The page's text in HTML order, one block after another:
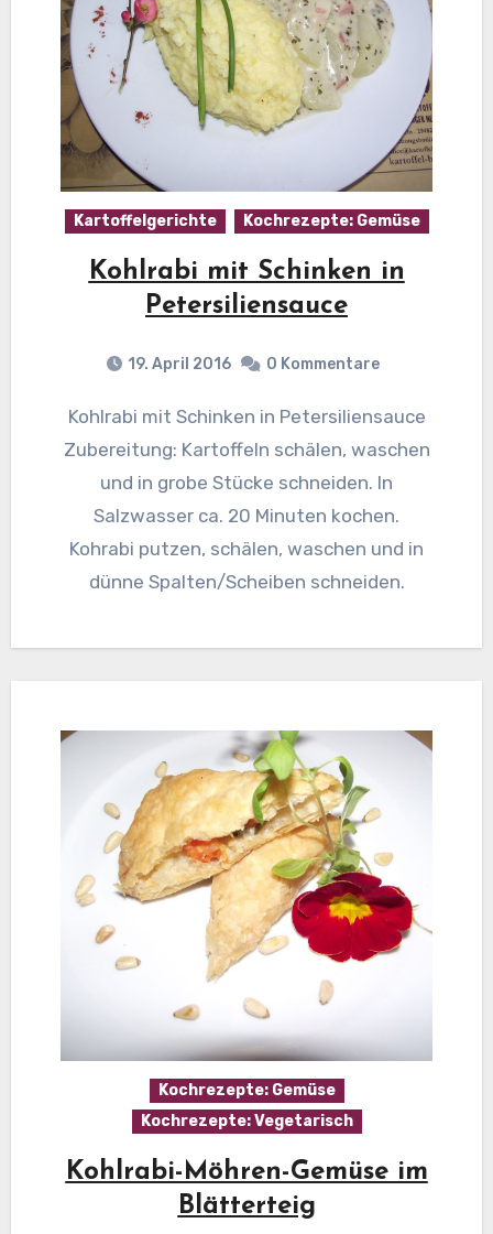
Kartoffelgerichte Kochrezepte: Gemüse
Kohlrabi mit Schinken in
Petersiliensauce
19. April 2016 0 Kommentare
Kohlrabi mit Schinken in Petersiliensauce
Zubereitung: Kartoffeln schälen, waschen
und in grobe Stücke schneiden. In
Salzwasser ca. 20 Minuten kochen.
Kohrabi putzen, schälen, waschen und in
dünne Spalten/Scheiben schneiden.
Kochrezepte: Gemüse
Kochrezepte: Vegetarisch
Kohlrabi-Möhren-Gemüse im
Blätterteig